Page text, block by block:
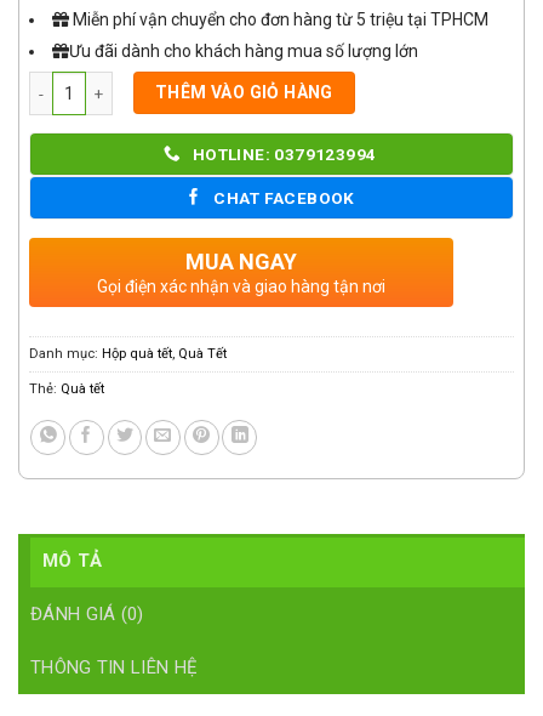
Miễn phí vận chuyển cho đơn hàng từ 5 triệu tại TPHCM
Ưu đãi dành cho khách hàng mua số lượng lớn
THÊM VÀO GIỎ HÀNG
HOTLINE: 0379123994
CHAT FACEBOOK
MUA NGAY
Gọi điện xác nhận và giao hàng tận nơi
Danh mục: Hộp quà tết Quà Tết
Thẻ: Quà tết
MÔ TẢ
ĐÁNH GIÁ (0)
THÔNG TIN LIÊN HỆ